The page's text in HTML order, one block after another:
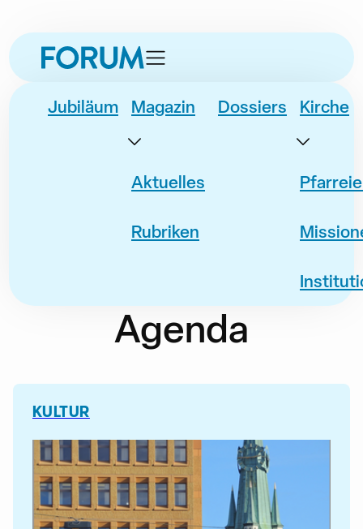
Navigation
springen
Inhalt
springen
Fusszeile
springen
Jubiläum Magazin
Aktuelles
Rubriken
Dossiers Kirche
Agenda
KULTUR